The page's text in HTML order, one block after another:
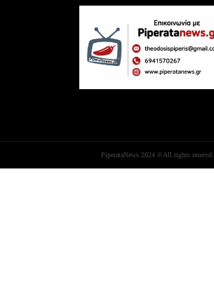
PiperataNews 2024 ©All rights reservd.